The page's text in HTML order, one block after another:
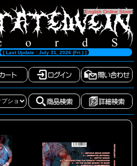
[English Online Store]
[ Last Update : July 31, 2026 (Fri.) ]